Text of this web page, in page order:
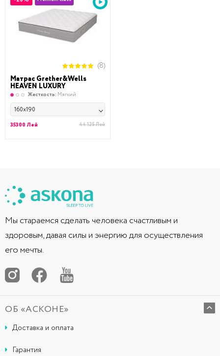
(8)
Матрас Grether&Wells
HEAVEN LUXURY
Жесткость: Мягкий
160x190
35300 Лей 44 125 Лей
Мы стараемся сделать человека счастливым и
здоровым, давая силы и энергию для осуществления
его мечты.
ОБ «АСКОНЕ»
Доставка и оплата
Гарантия